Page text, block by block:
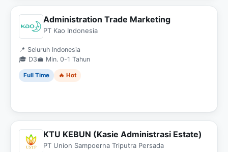
Administration Trade Marketing
PT Kao Indonesia
📍 Seluruh Indonesia
🎓 D3💼 Min. 0-1 Tahun
Full Time 🔥 Hot
KTU KEBUN (Kasie Administrasi Estate)
PT Union Sampoerna Triputra Persada